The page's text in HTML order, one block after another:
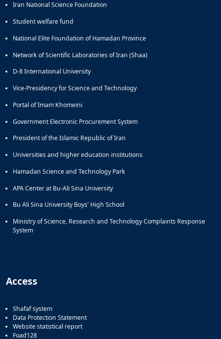
Iran National Science Foundation
Student welfare fund
National Elite Foundation of Hamadan Province
Network of Scientific Laboratories of Iran (Shaa)
D-8 International University
Vice-Presidency for Science and Technology
Portal of Imam Khomeini
Government Electronic Procurement System
President of the Islamic Republic of Iran
Universities and higher education institutions
Hamadan Science and Technology Park
APA Center at Bu-Ali Sina University
Bu Ali Sina University Boys' High School
Ministry of Science, Research and Technology Complaints Response
System
Access
Shafaf system
Data Protection Statement
Website statistical report
Foad128